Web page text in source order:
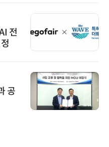
전
공